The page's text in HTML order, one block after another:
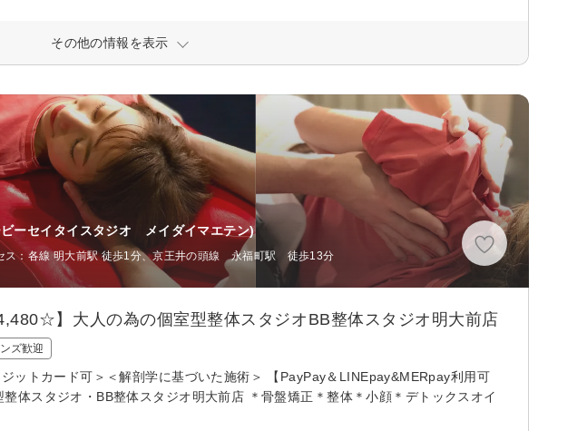
その他の情報を表示
ーセイタイスタジオ メイダイマエテン)
ス：各線 明大前駅 徒歩1分、京王井の頭線 永福町駅 徒歩13分
】大人の為の個室型整体スタジオBB整体スタジオ明大前店
ンズ歓迎
ットカード可＞＜解剖学に基づいた施術＞ 【PayPay＆LINEpay&MERpay利用可
体スタジオ・BB整体スタジオ明大前店 ＊骨盤矯正＊整体＊小顔＊デトックスオイ